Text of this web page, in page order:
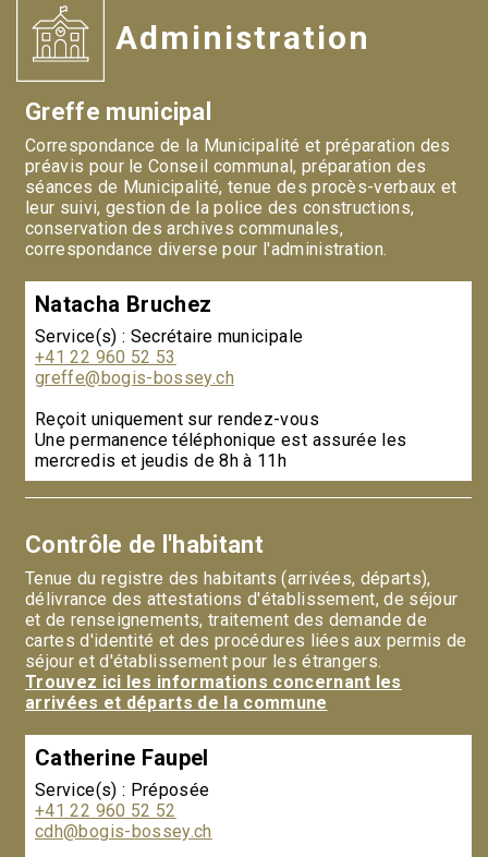
Administration
Greffe municipal
Correspondance de la Municipalité et préparation des
préavis pour le Conseil communal, préparation des
séances de Municipalité, tenue des procès-verbaux et
leur suivi, gestion de la police des constructions,
conservation des archives communales,
correspondance diverse pour l'administration.
Natacha Bruchez
Service(s) : Secrétaire municipale
+41 22 960 52 53
greffe@bogis-bossey.ch
Reçoit uniquement sur rendez-vous
Une permanence téléphonique est assurée les
mercredis et jeudis de 8h à 11h
Contrôle de l'habitant
Tenue du registre des habitants (arrivées, départs),
délivrance des attestations d'établissement, de séjour
et de renseignements, traitement des demande de
cartes d'identité et des procédures liées aux permis de
séjour et d'établissement pour les étrangers.
Trouvez ici les informations concernant les
arrivées et départs de la commune
Catherine Faupel
Service(s) : Préposée
+41 22 960 52 52
cdh@bogis-bossey.ch